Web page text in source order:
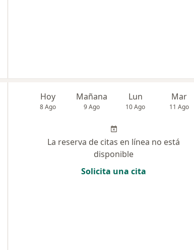
Hoy
8 Ago
Mañana
9 Ago
Lun
10 Ago
Mar
11 Ago
La reserva de citas en línea no está
disponible
Solicita una cita